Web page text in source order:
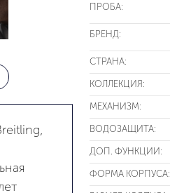
ПРОБА:
БРЕНД:
СТРАНА:
КОЛЛЕКЦИЯ:
МЕХАНИЗМ:
ВОДОЗАЩИТА:
ДОП. ФУНКЦИИ:
ФОРМА КОРПУСА: